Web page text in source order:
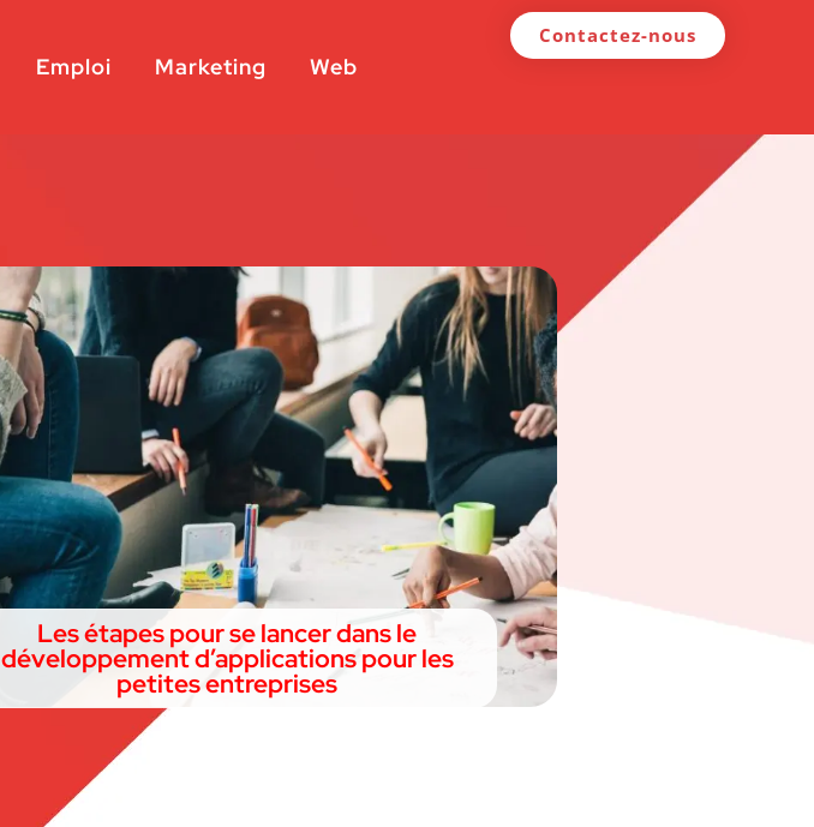
Emploi Marketing Web
Contactez-nous
Les étapes pour se lancer dans le
développement d’applications pour les
petites entreprises